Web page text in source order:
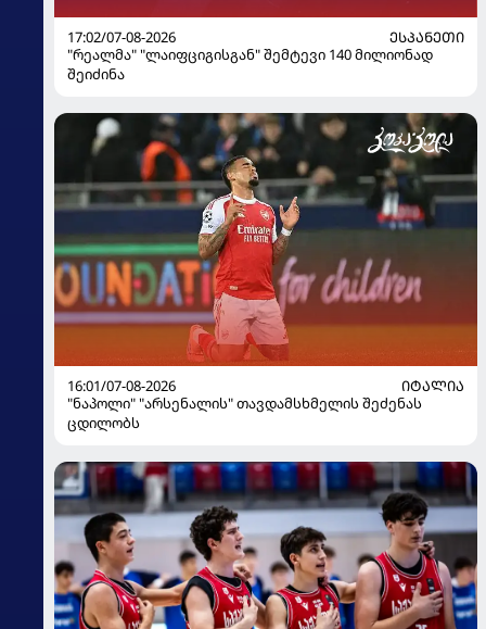
17:02/07-08-2026
ᲔᲡᲞᲐᲜᲔᲗᲘ
"რეალმა" "ლაიფციგისგან" შემტევი 140 მილიონად
შეიძინა
16:01/07-08-2026
ᲘᲢᲐᲚᲘᲐ
"ნაპოლი" "არსენალის" თავდამსხმელის შეძენას
ცდილობს